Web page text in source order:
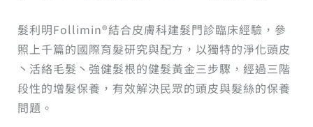
髮利明Follimin®結合皮膚科建髮門診臨床經驗，參
照上千篇的國際育髮研究與配方，以獨特的淨化頭皮
丶活絡毛髮丶強健髮根的健髮黃金三步驟，經過三階
段性的增髮保養，有效解決民眾的頭皮與髮絲的保養
問題。